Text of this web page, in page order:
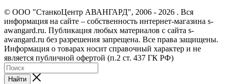
© ООО "СтанкоЦентр АВАНГАРД", 2006 - 2026 . Вся
информация на сайте – собственность интернет-магазина s-
awangard.ru. Публикация любых материалов с сайта s-
awangard.ru без разрешения запрещена. Все права защищены.
Информация о товарах носит справочный характер и не
является публичной офертой (п.2 ст. 437 ГК РФ)
Найти